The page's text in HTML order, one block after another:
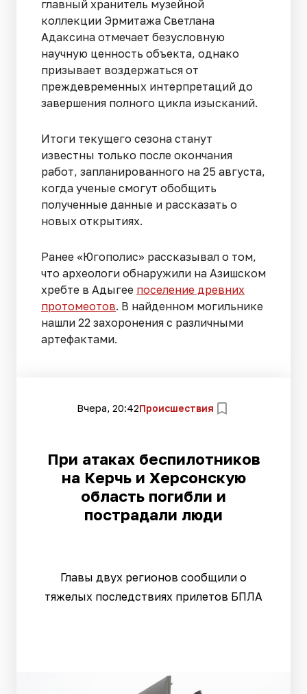
главный хранитель музейной
коллекции Эрмитажа Светлана
Адаксина отмечает безусловную
научную ценность объекта, однако
призывает воздержаться от
преждевременных интерпретаций до
завершения полного цикла изысканий.
Итоги текущего сезона станут
известны только после окончания
работ, запланированного на 25 августа,
когда ученые смогут обобщить
полученные данные и рассказать о
новых открытиях.
Ранее «Югополис» рассказывал о том,
что археологи обнаружили на Азишском
хребте в Адыгее поселение древних
протомеотов. В найденном могильнике
нашли 22 захоронения с различными
артефактами.
Вчера, 20:42Происшествия
При атаках беспилотников
на Керчь и Херсонскую
область погибли и
пострадали люди
Главы двух регионов сообщили о
тяжелых последствиях прилетов БПЛА